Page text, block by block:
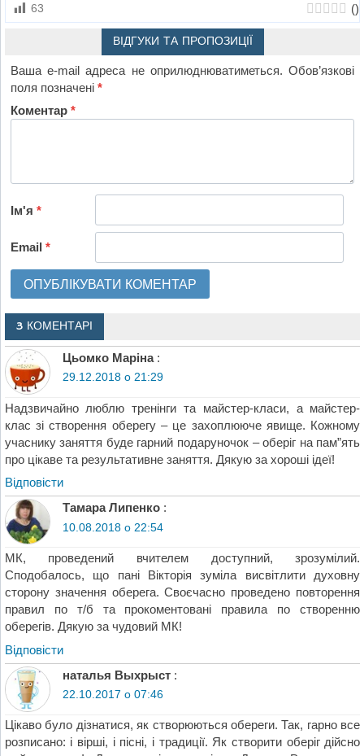
63 ()
ВІДГУКИ ТА ПРОПОЗИЦІЇ
Ваша e-mail адреса не оприлюднюватиметься. Обов’язкові
поля позначені*
Коментар*
Ім'я*
Email*
3 КОМЕНТАРІ
Цьомко Маріна :
29.12.2018 о 21:29
Надзвичайно люблю тренінги та майстер-класи, а майстер-
клас зі створення оберегу – це захоплююче явище. Кожному
учаснику заняття буде гарний подаруночок – оберіг на пам”ять
про цікаве та результативне заняття. Дякую за хороші ідеї!
Відповіcти
Тамара Липенко :
10.08.2018 о 22:54
МК, проведений вчителем доступний, зрозумілий.
Сподобалось, що пані Вікторія зуміла висвітлити духовну
сторону значення оберега. Своєчасно проведено повторення
правил по т/б та прокоментовані правила по створенню
оберегів. Дякую за чудовий МК!
Відповіcти
наталья Выхрыст :
22.10.2017 о 07:46
Цікаво було дізнатися, як створюються обереги. Так, гарно все
розписано: і вірші, і пісні, і традиції. Як створити оберіг дійсно